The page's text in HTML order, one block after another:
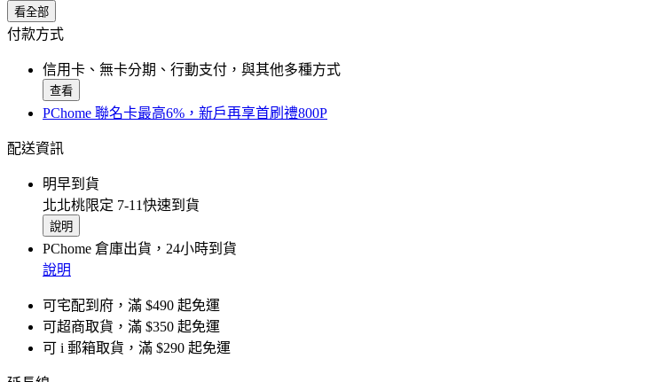
看全部
付款方式
信用卡、無卡分期、行動支付，與其他多種方式
查看
PChome 聯名卡最高6%，新戶再享首刷禮800P
配送資訊
明早到貨
北北桃限定 7-11快速到貨
說明
PChome 倉庫出貨，24小時到貨
說明
可宅配到府，滿 $490 起免運
可超商取貨，滿 $350 起免運
可 i 郵箱取貨，滿 $290 起免運